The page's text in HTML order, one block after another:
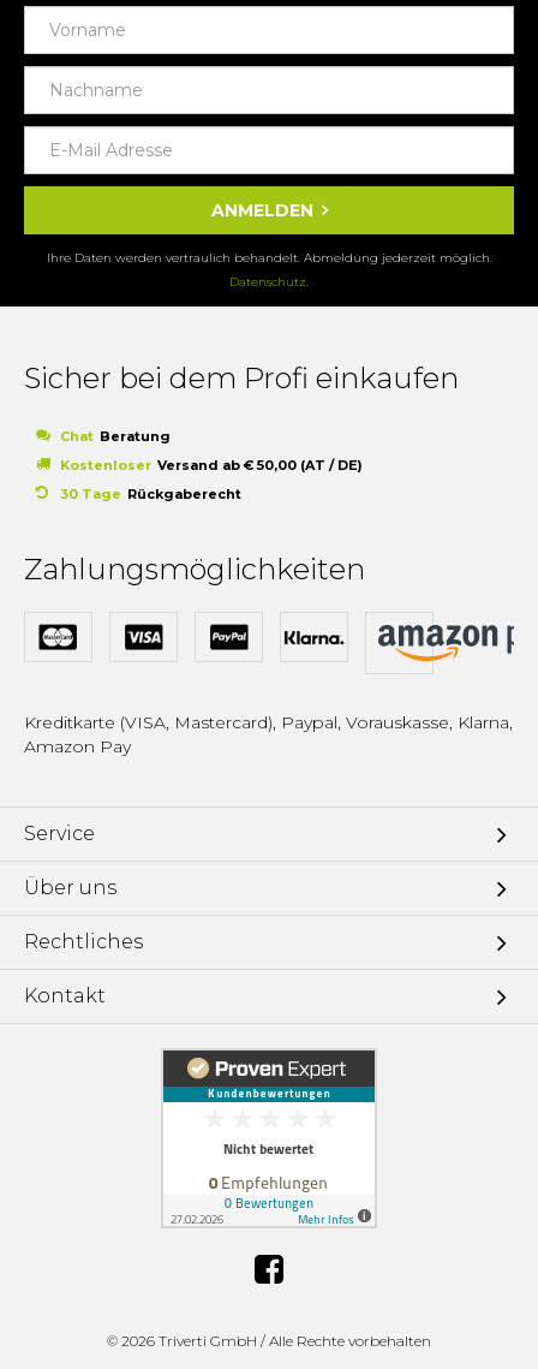
ANMELDEN
Ihre Daten werden vertraulich behandelt. Abmeldung jederzeit möglich.
Datenschutz.
Sicher bei dem Profi einkaufen
Chat Beratung
Kostenloser Versand ab € 50,00 (AT / DE)
30 Tage Rückgaberecht
Zahlungsmöglichkeiten
Kreditkarte (VISA, Mastercard), Paypal, Vorauskasse, Klarna,
Amazon Pay
Service
Über uns
Rechtliches
Kontakt
© 2026 Triverti GmbH / Alle Rechte vorbehalten